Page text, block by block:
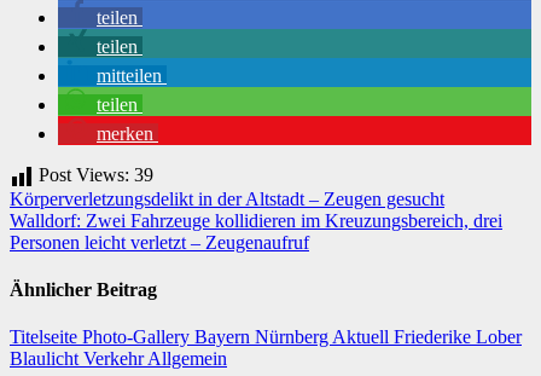
teilen
teilen
mitteilen
teilen
merken
Post Views: 39
Beitragsnavigation
Körperverletzungsdelikt in der Altstadt – Zeugen gesucht
Walldorf: Zwei Fahrzeuge kollidieren im Kreuzungsbereich, drei
Personen leicht verletzt – Zeugenaufruf
Ähnlicher Beitrag
Titelseite Photo-Gallery Bayern Nürnberg Aktuell Friederike Lober
Blaulicht VerkehrAllgemein